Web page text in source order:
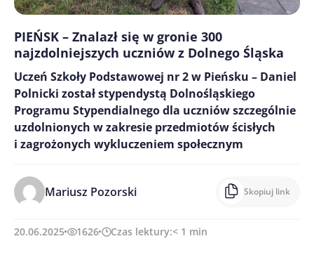
PIEŃSK – Znalazł się w gronie 300
najzdolniejszych uczniów z Dolnego Śląska
Uczeń Szkoły Podstawowej nr 2 w Pieńsku – Daniel
Polnicki został stypendystą Dolnośląskiego
Programu Stypendialnego dla uczniów szczególnie
uzdolnionych w zakresie przedmiotów ścisłych
i zagrożonych wykluczeniem społecznym
Mariusz Pozorski Skopiuj link
20.06.2025 1626 Czas lektury:< 1 min